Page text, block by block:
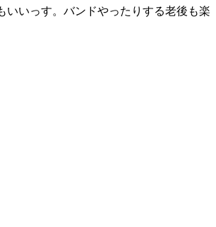
いいっす。バンドやったりする老後も楽